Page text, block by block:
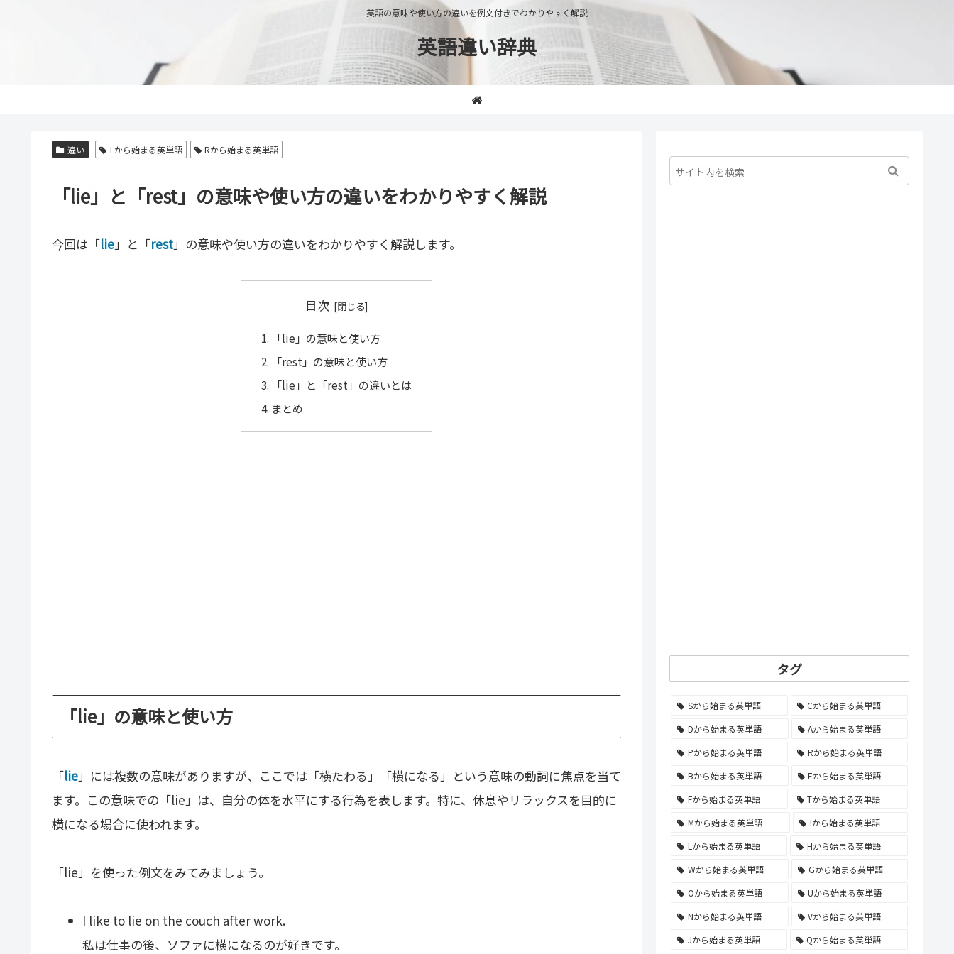
英語の意味や使い方の違いを例文付きでわかりやすく解説
英語違い辞典
違い Lから始まる英単語 Rから始まる英単語
「lie」と「rest」の意味や使い方の違いをわかりやすく解説
今回は「lie」と「rest」の意味や使い方の違いをわかりやすく解説します。
目次
「lie」の意味と使い方
「rest」の意味と使い方
「lie」と「rest」の違いとは
まとめ
「lie」の意味と使い方
「lie」には複数の意味がありますが、ここでは「横たわる」「横になる」という意味の動詞に焦点を当て
ます。この意味での「lie」は、自分の体を水平にする行為を表します。特に、休息やリラックスを目的に
横になる場合に使われます。
「lie」を使った例文をみてみましょう。
I like to lie on the couch after work.
私は仕事の後、ソファに横になるのが好きです。
タグ
Sから始まる英単語
Cから始まる英単語
Dから始まる英単語
Aから始まる英単語
Pから始まる英単語
Rから始まる英単語
Bから始まる英単語
Eから始まる英単語
Fから始まる英単語
Tから始まる英単語
Mから始まる英単語
Iから始まる英単語
Lから始まる英単語
Hから始まる英単語
Wから始まる英単語
Gから始まる英単語
Oから始まる英単語
Uから始まる英単語
Nから始まる英単語
Vから始まる英単語
Jから始まる英単語
Qから始まる英単語